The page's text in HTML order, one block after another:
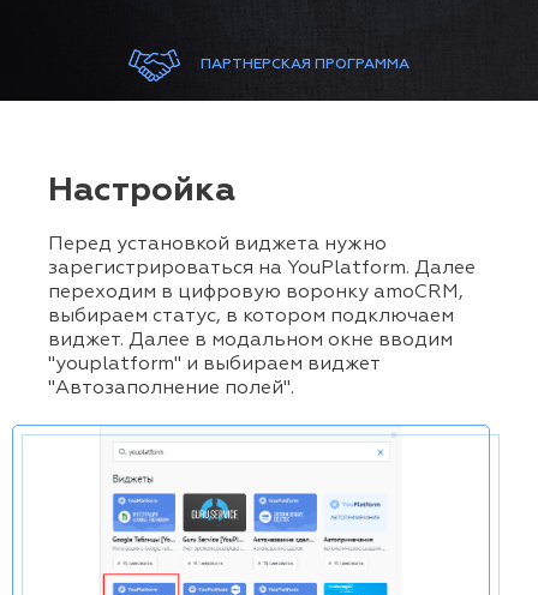
ПАРТНЕРСКАЯ ПРОГРАММА
Настройка
Перед установкой виджета нужно
зарегистрироваться на YouPlatform. Далее
переходим в цифровую воронку amoCRM,
выбираем статус, в котором подключаем
виджет. Далее в модальном окне вводим
"youplatform" и выбираем виджет
"Автозаполнение полей".